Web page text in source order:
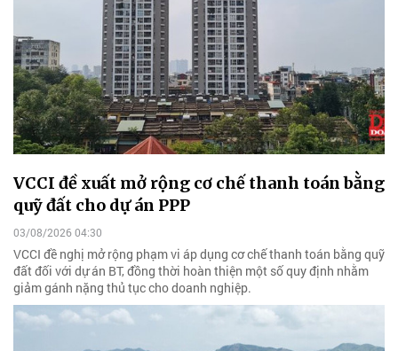
VCCI đề xuất mở rộng cơ chế thanh toán bằng
quỹ đất cho dự án PPP
03/08/2026 04:30
VCCI đề nghị mở rộng phạm vi áp dụng cơ chế thanh toán bằng quỹ
đất đối với dự án BT, đồng thời hoàn thiện một số quy định nhằm
giảm gánh nặng thủ tục cho doanh nghiệp.